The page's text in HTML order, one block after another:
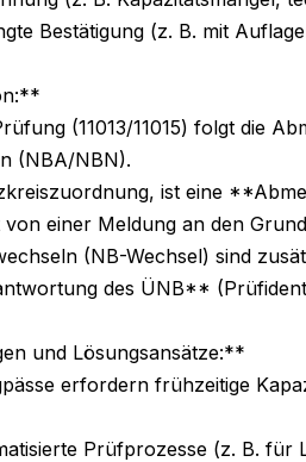
(11013/11015) folgt die
(NBA/NBN).
ist eine
einer Meldung an den
(NB-Wechsel) sind
des ÜNB**
und Lösungsansätze:**
erfordern frühzeitige
Prüfprozesse (z. B. für